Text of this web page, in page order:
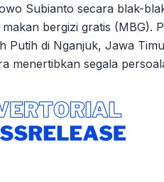
Subianto secara blak-
bergizi gratis (MBG).
Putih di Nganjuk, Jawa
menertibkan segala